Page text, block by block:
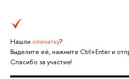
Нашли опечатку?
Выделите её, нажмите Ctrl+Enter и
Спасибо за участие!